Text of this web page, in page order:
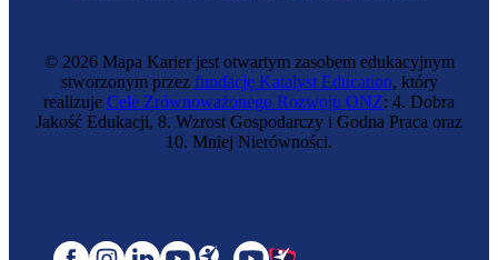
© 2026 Mapa Karier jest otwartym zasobem edukacyjnym
stworzonym przez fundację Katalyst Education, który
realizuje Cele Zrównoważonego Rozwoju ONZ: 4. Dobra
Jakość Edukacji, 8. Wzrost Gospodarczy i Godna Praca oraz
10. Mniej Nierówności.